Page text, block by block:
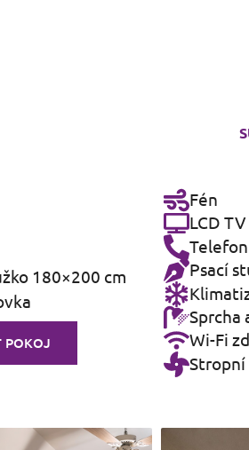
180×200 cm
POKOJ
Fén
LCD TV
Telefon
Psací
Sprcha
Wi-Fi